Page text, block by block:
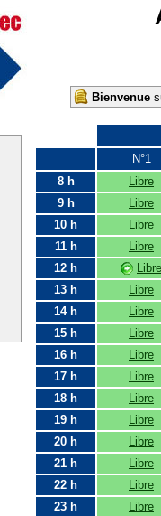
Bienvenue
N°1
8 h
Libre
9 h
Libre
10 h
Libre
11 h
Libre
12 h
Libre
13 h
Libre
14 h
Libre
15 h
Libre
16 h
Libre
17 h
Libre
18 h
Libre
19 h
Libre
20 h
Libre
21 h
Libre
22 h
Libre
23 h
Libre